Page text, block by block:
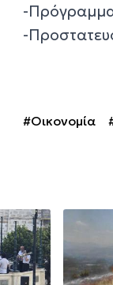
-
-
#Οικονομία